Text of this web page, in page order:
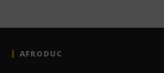
AFRODUC